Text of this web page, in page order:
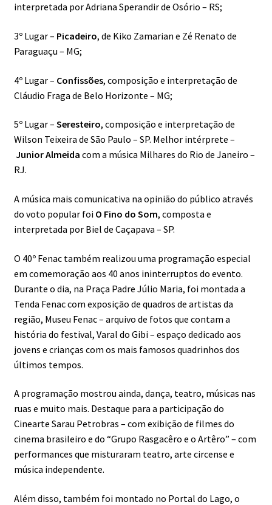
interpretada por Adriana Sperandir de Osório – RS;
3º Lugar – Picadeiro, de Kiko Zamarian e Zé Renato de
Paraguaçu – MG;
4º Lugar – Confissões, composição e interpretação de
Cláudio Fraga de Belo Horizonte – MG;
5º Lugar – Seresteiro, composição e interpretação de
Wilson Teixeira de São Paulo – SP. Melhor intérprete –
Junior Almeida com a música Milhares do Rio de Janeiro –
RJ.
A música mais comunicativa na opinião do público através
do voto popular foi O Fino do Som, composta e
interpretada por Biel de Caçapava – SP.
O 40º Fenac também realizou uma programação especial
em comemoração aos 40 anos ininterruptos do evento.
Durante o dia, na Praça Padre Júlio Maria, foi montada a
Tenda Fenac com exposição de quadros de artistas da
região, Museu Fenac – arquivo de fotos que contam a
história do festival, Varal do Gibi – espaço dedicado aos
jovens e crianças com os mais famosos quadrinhos dos
últimos tempos.
A programação mostrou ainda, dança, teatro, músicas nas
ruas e muito mais. Destaque para a participação do
Cinearte Sarau Petrobras – com exibição de filmes do
cinema brasileiro e do “Grupo Rasgacêro e o Artêro” – com
performances que misturaram teatro, arte circense e
música independente.
Além disso, também foi montado no Portal do Lago, o